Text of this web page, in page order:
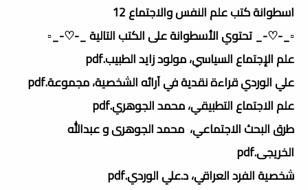
اسطوانة كتب علم النفس والاجتماع 12
▫️_-♡-_ تحتوي الأسطوانة على الكتب التالية _-♡-_▫️
علم الإجتماع السياسي، مولود زايد الطبيب.pdf
علي الوردي قراءة نقدية في آرائه الشخصية، مجموعة.pdf
علم الاجتماع التطبيقي، محمد الجوهري.pdf
طرق البحث الاجتماعي، محمد الجوهرى و عبدالله
الخريجى.pdf
شخصية الفرد العراقي، د.علي الوردي.pdf